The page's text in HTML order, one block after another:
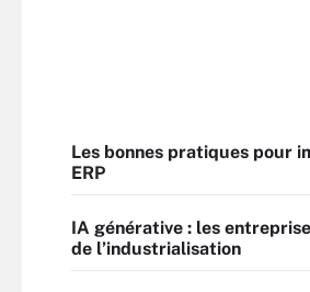
Les bonnes pratiques pour
ERP
IA générative : les
de l’industrialisation